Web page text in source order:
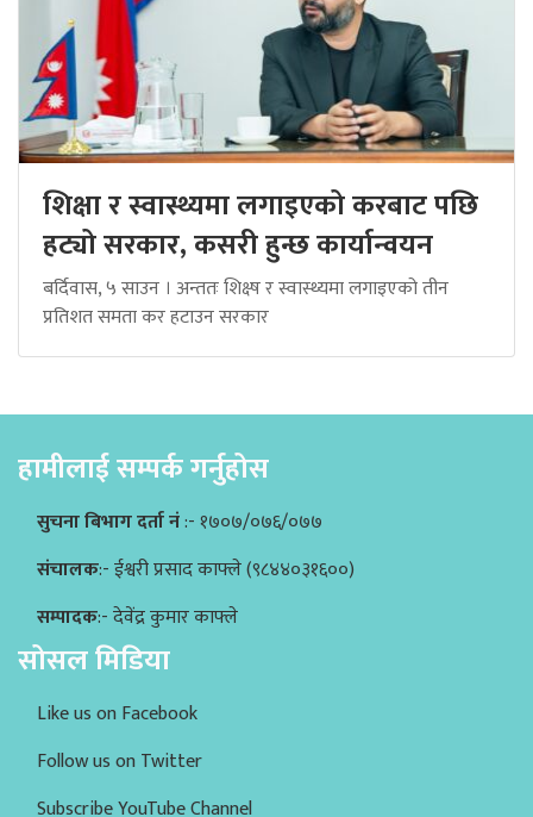
शिक्षा र स्वास्थ्यमा लगाइएको करबाट पछि
हट्यो सरकार, कसरी हुन्छ कार्यान्वयन
बर्दिवास, ५ साउन । अन्ततः शिक्ष्ष र स्वास्थ्यमा लगाइएको तीन
प्रतिशत समता कर हटाउन सरकार
हामीलाई सम्पर्क गर्नुहोस
सुचना बिभाग दर्ता नं:- १७०७/०७६/०७७
संचालक:- ईश्वरी प्रसाद काफ्ले (९८४४०३१६००)
सम्पादक:- देवेंद्र कुमार काफ्ले
सोसल मिडिया
Like us on Facebook
Follow us on Twitter
Subscribe YouTube Channel